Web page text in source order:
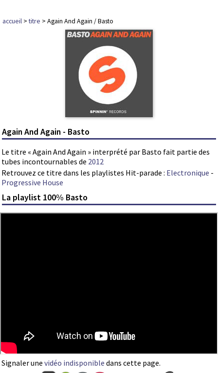
accueil >titre > Again And Again / Basto
Again And Again - Basto
Le titre « Again And Again » interprété par Basto fait partie des
tubes incontournables de 2012
Retrouvez ce titre dans les playlistes Hit-parade : Electronique -
Progressive House
La playlist 100% Basto
Signaler une vidéo indisponible dans cette page.